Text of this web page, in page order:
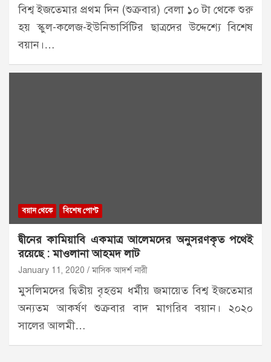
বিশ্ব ইজতেমার প্রথম দিন (শুক্রবার) বেলা ১০ টা থেকে শুরু
হয় স্কুল-কলেজ-ইউনিভার্সিটির ছাত্রদের উদ্দেশ্যে বিশেষ
বয়ান।…
বয়ান থেকে বিশেষ পোস্ট
দ্বীনের কামিয়াবি একমাত্র আলেমদের অনুসরণকৃত পথেই
রয়েছে : মাওলানা আহমদ লাট
January 11, 2020 মাসিক আদর্শ নারী
মুসলিমদের দ্বিতীয় বৃহত্তম ধর্মীয় জমায়েত বিশ্ব ইজতেমার
অন্যতম আকর্ষণ শুক্রবার বাদ মাগরিব বয়ান। ২০২০
সালের আলমী…